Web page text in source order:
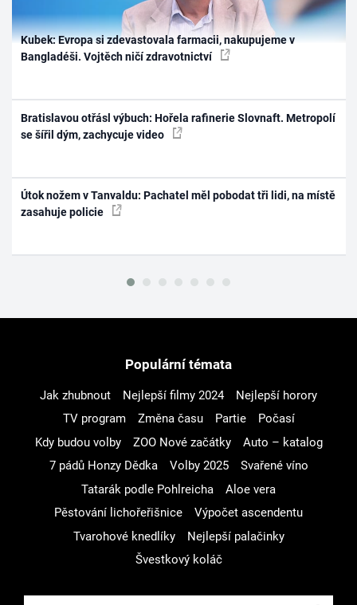
Kubek: Evropa si zdevastovala farmacii, nakupujeme v
Bangladéši. Vojtěch ničí zdravotnictví
Bratislavou otřásl výbuch: Hořela rafinerie Slovnaft. Metropolí
se šířil dým, zachycuje video
Útok nožem v Tanvaldu: Pachatel měl pobodat tři lidi, na místě
zasahuje policie
Populární témata
Jak zhubnout Nejlepší filmy 2024
Nejlepší horory
TV program
Změna času Partie
Počasí
Kdy budou volby
ZOO Nové začátky
Auto – katalog
7 pádů Honzy Dědka
Volby 2025
Svařené víno
Tatarák podle Pohlreicha
Aloe vera
Pěstování lichořeřišnice
Výpočet ascendentu
Tvarohové knedlíky
Nejlepší palačinky
Švestkový koláč